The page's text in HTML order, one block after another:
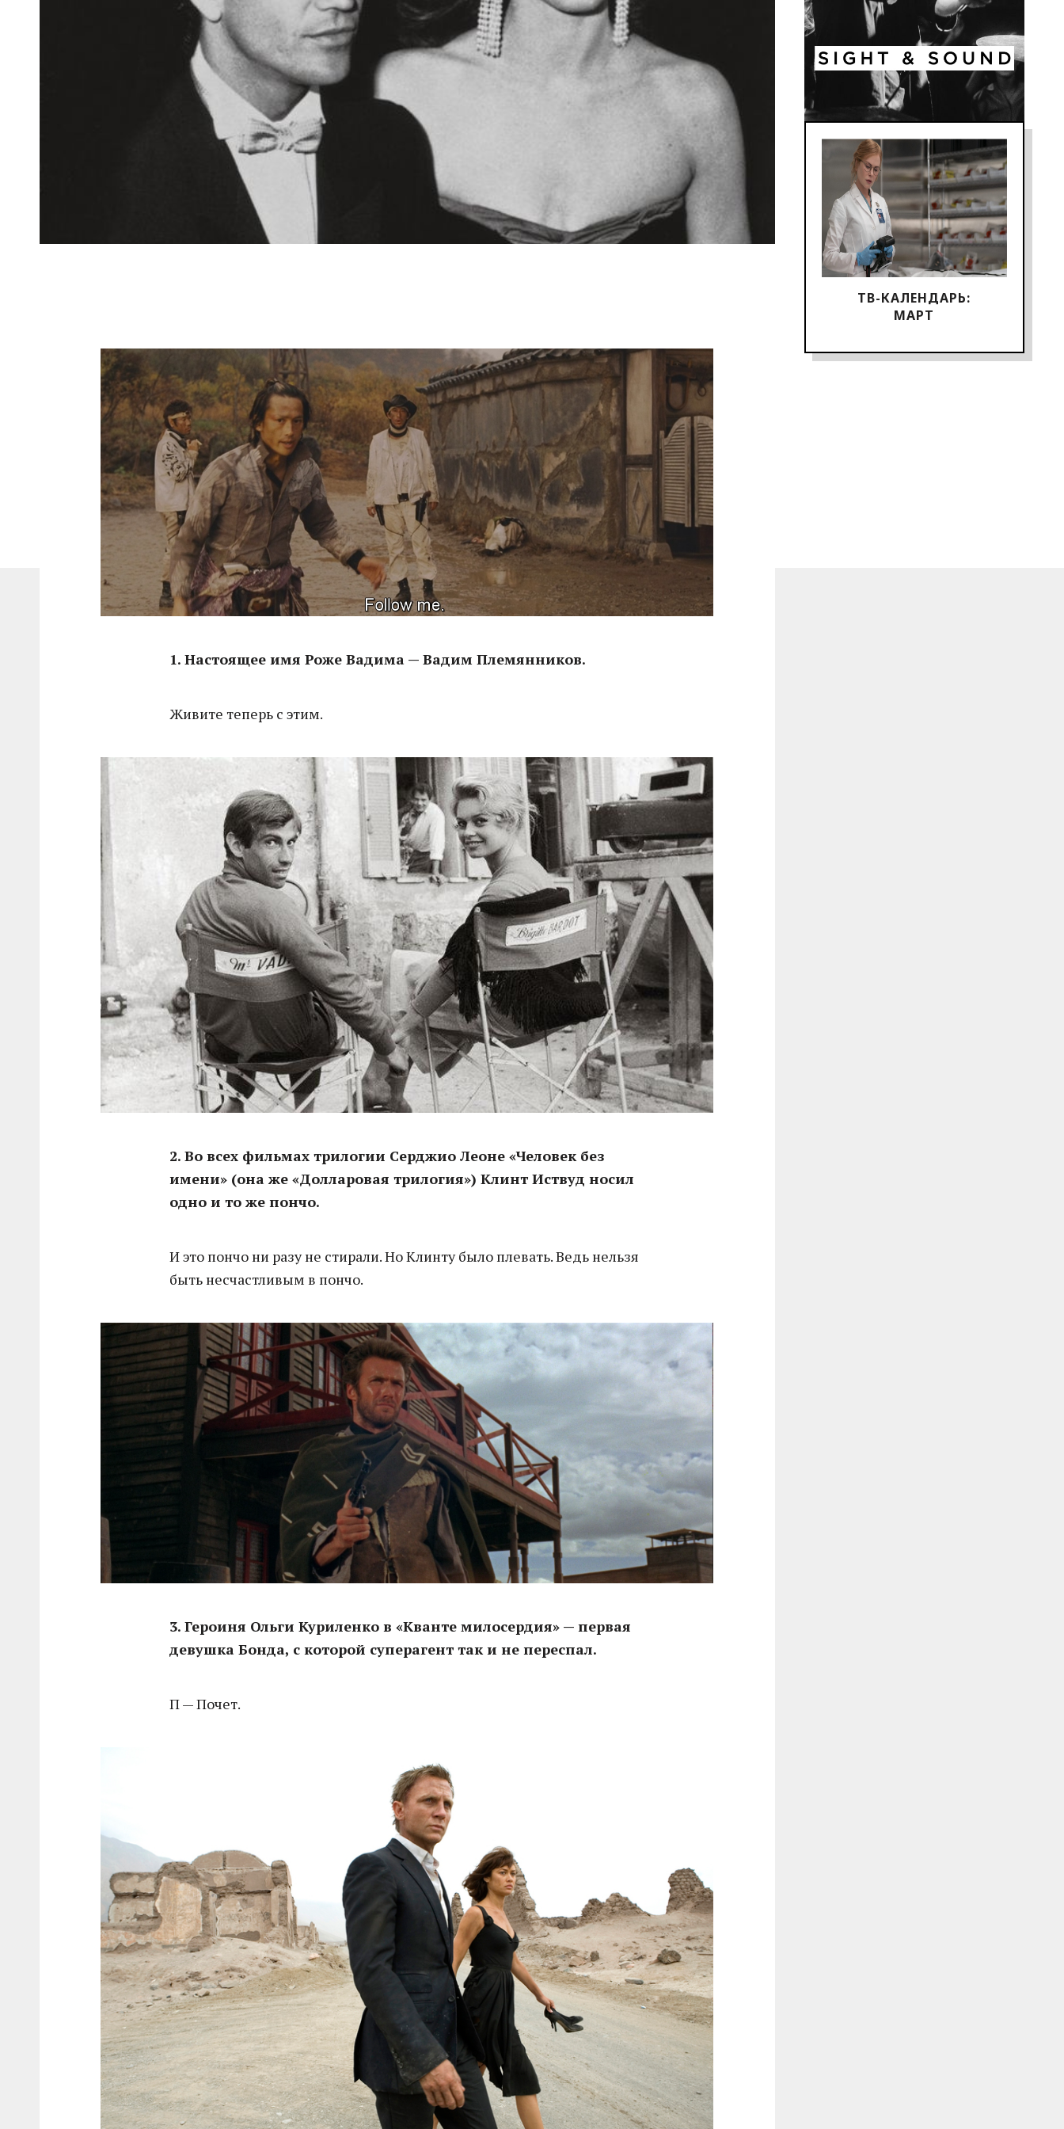
ТВ-КАЛЕНДАРЬ:
МАРТ
1. Настоящее имя Роже Вадима — Вадим Племянников.
Живите теперь с этим.
2. Во всех фильмах трилогии Серджио Леоне «Человек без
имени» (она же «Долларовая трилогия») Клинт Иствуд носил
одно и то же пончо.
И это пончо ни разу не стирали. Но Клинту было плевать. Ведь нельзя
быть несчастливым в пончо.
3. Героиня Ольги Куриленко в «Кванте милосердия» — первая
девушка Бонда, с которой суперагент так и не переспал.
П — Почет.